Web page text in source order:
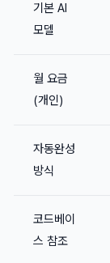
기본 AI
모델
월 요금
(개인)
자동완성
방식
코드베이
스 참조